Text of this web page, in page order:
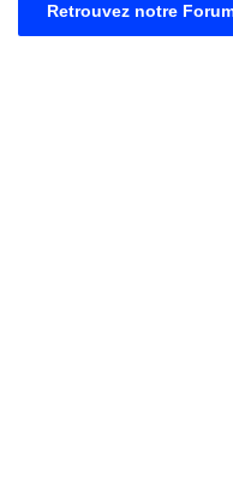
Retrouvez notre